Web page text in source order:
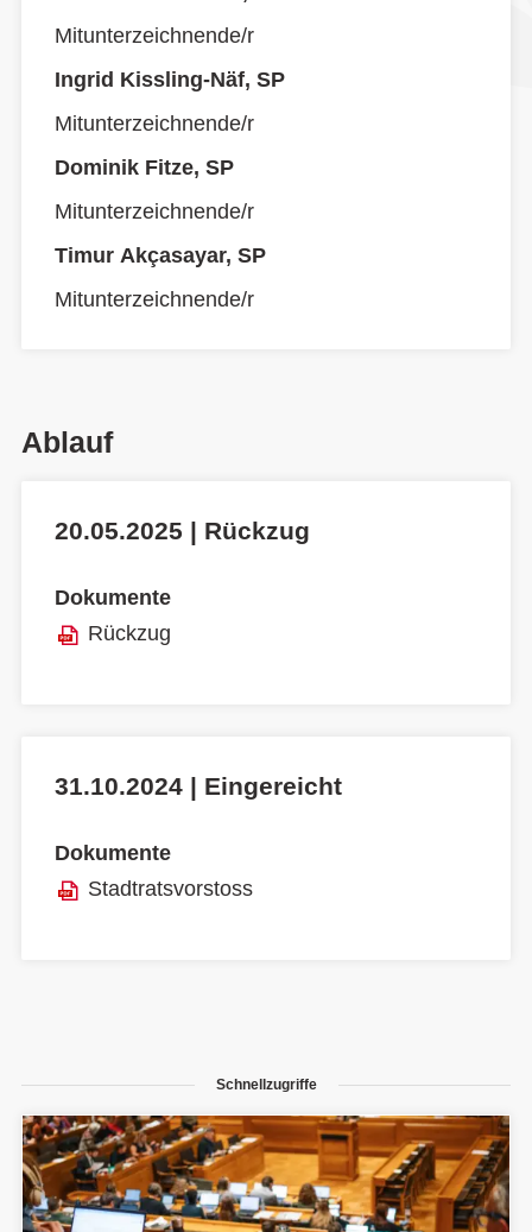
Mitunterzeichnende/r
Ingrid Kissling-Näf, SP
Mitunterzeichnende/r
Dominik Fitze, SP
Mitunterzeichnende/r
Timur Akçasayar, SP
Mitunterzeichnende/r
Ablauf
20.05.2025 | Rückzug
Dokumente
Rückzug
31.10.2024 | Eingereicht
Dokumente
Stadtratsvorstoss
Schnellzugriffe